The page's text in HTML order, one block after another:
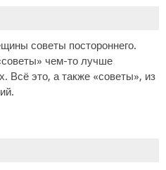
советы постороннего.
чем-то лучше
Всё это, а также «советы», из